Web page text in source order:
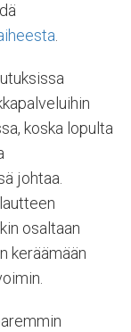
.
koska lopulta
johtaa.
osaltaan
keräämään